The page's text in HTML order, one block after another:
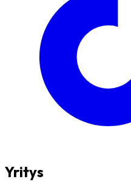
Yritys